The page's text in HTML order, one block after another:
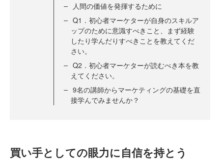
人間の価値を発揮するために
Q1．初心者マーケターが自身のスキルア
ップのために意識すべきこと、まず経験
したり学んだりすべきことを教えてくだ
さい。
Q2．初心者マーケターが読むべき本を教
えてください。
9名の講師からマーケティングの基礎を直
接学んでみませんか？
買い手としての眼力に自信を持とう